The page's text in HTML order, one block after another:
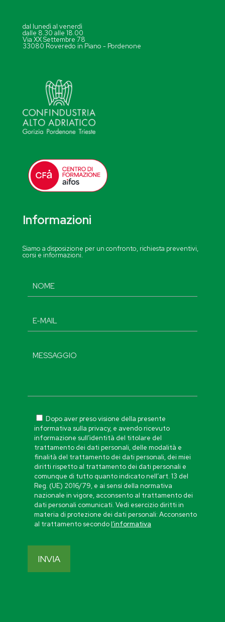
dal lunedì al venerdì
dalle 8.30 alle 18.00
Via XX Settembre 78
33080 Roveredo in Piano - Pordenone
Informazioni
Siamo a disposizione per un confronto, richiesta preventivi,
corsi e informazioni.
Dopo aver preso visione della presente
informativa sulla privacy, e avendo ricevuto
informazione sull’identità del titolare del
trattamento dei dati personali, delle modalità e
finalità del trattamento dei dati personali, dei miei
diritti rispetto al trattamento dei dati personali e
comunque di tutto quanto indicato nell’art. 13 del
Reg. (UE) 2016/79, e ai sensi della normativa
nazionale in vigore, acconsento al trattamento dei
dati personali comunicati. Vedi esercizio diritti in
materia di protezione dei dati personali: Acconsento
al trattamento secondol’informativa